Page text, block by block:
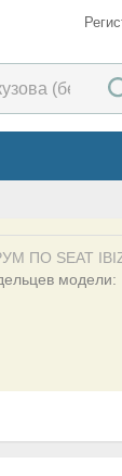
ПО SEAT
модели: